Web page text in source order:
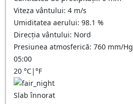
Viteza vântului: 4 m/s
Umiditatea aerului: 98.1 %
Direcția vântului: Nord
Presiunea atmosferică: 760 mm/Hg
05:00
20 °C|°F
Slab înnorat